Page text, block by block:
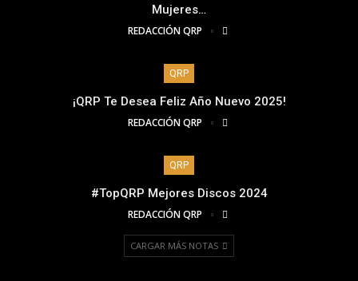
Mujeres…
REDACCIÓN QRP
QRP
¡QRP Te Desea Feliz Año Nuevo 2025!
REDACCIÓN QRP
QRP
#TopQRP Mejores Discos 2024
REDACCIÓN QRP
CARGAR MÁS NOTAS